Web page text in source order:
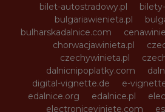
bilet-autostradowy.pl
bulgariawienieta.pl
bulharskadalnice.com
chorwacjawinieta.pl
czechywinieta.pl
dalnicnipoplatky.com
digital-vignette.de
e-
edalnice.org
edalnice.pl
electroniceviniete.com